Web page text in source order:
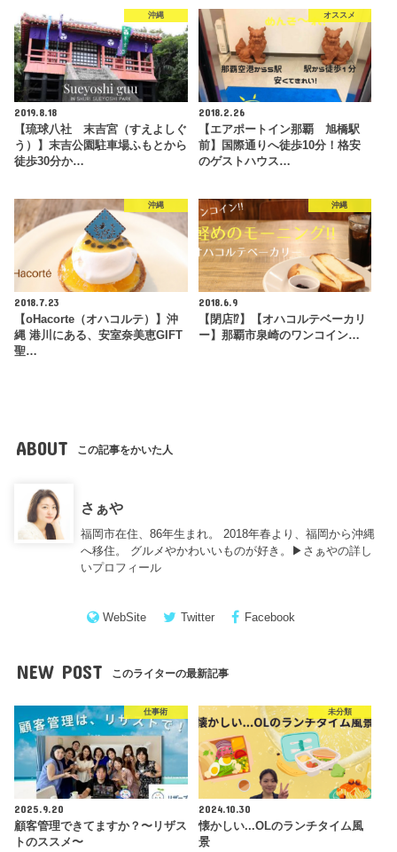
沖縄
2019.8.18
【琉球八社 末吉宮（すえよしぐ
う）】末吉公園駐車場ふもとから
徒歩30分か…
オススメ
2018.2.26
【エアポートイン那覇 旭橋駅
前】国際通りへ徒歩10分！格安
のゲストハウス…
沖縄
2018.7.23
【oHacorte（オハコルテ）】沖
縄 港川にある、安室奈美恵GIFT
聖…
沖縄
2018.6.9
【閉店⁉︎】【オハコルテベーカリ
ー】那覇市泉崎のワンコイン…
ABOUT この記事をかいた人
さぁや
福岡市在住、86年生まれ。 2018年春より、福岡から沖縄
へ移住。 グルメやかわいいものが好き。▶︎ さぁやの詳し
いプロフィール
WebSite Twitter Facebook
NEW POST このライターの最新記事
仕事術
2025.9.20
顧客管理できてますか？〜リザス
トのススメ〜
未分類
2024.10.30
懐かしい...OLのランチタイム風
景